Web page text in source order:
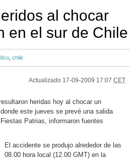
al chocar
en el sur de Chile
chile
Actualizado 17-09-2009 17:07 CET
heridas hoy al chocar un
este jueves se prevé una salida
Patrias, informaron fuentes
El accidente se produjo alrededor de las
08.00 hora local (12.00 GMT) en la